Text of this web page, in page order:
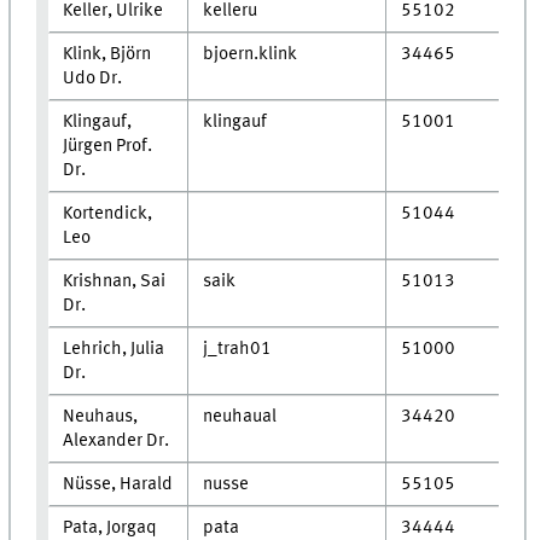
Keller, Ulrike kelleru 55102
Klink, Björn
Udo Dr.
bjoern.klink 34465
Klingauf,
Jürgen Prof.
Dr.
klingauf 51001
Kortendick,
Leo
51044
Krishnan, Sai
Dr.
saik 51013
Lehrich, Julia
Dr.
j_trah01 51000
Neuhaus,
Alexander Dr.
neuhaual 34420
Nüsse, Harald nusse 55105
Pata, Jorgaq
pata 34444